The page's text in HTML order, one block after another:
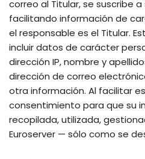
correo al Titular, se suscribe
facilitando información de
el responsable es el Titular.
incluir datos de carácter
dirección IP, nombre y
dirección de correo
otra información. Al facilitar
consentimiento para que su
recopilada, utilizada,
Euroserver — sólo como se